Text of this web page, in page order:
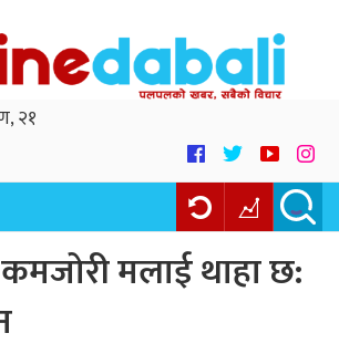
२१
कमजोरी मलाई थाहा छ: